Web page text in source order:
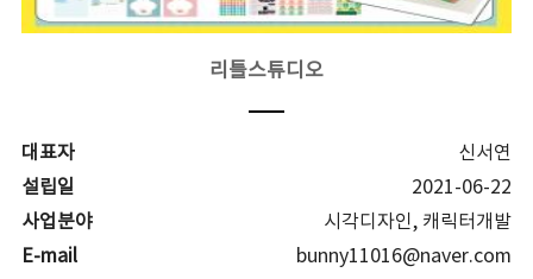
리틀스튜디오
대표자
신서연
설립일
2021-06-22
사업분야
시각디자인, 캐릭터개발
E-mail
bunny11016@naver.com